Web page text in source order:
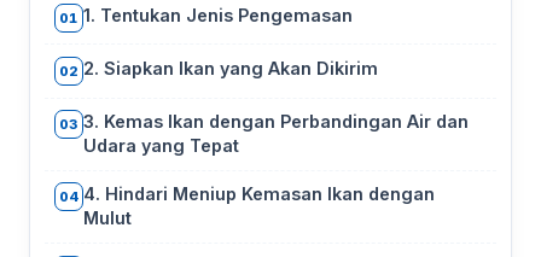
01 1. Tentukan Jenis Pengemasan
02 2. Siapkan Ikan yang Akan Dikirim
03 3. Kemas Ikan dengan Perbandingan Air dan
Udara yang Tepat
04 4. Hindari Meniup Kemasan Ikan dengan
Mulut